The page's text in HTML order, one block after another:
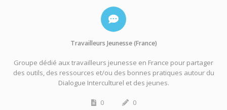
Travailleurs Jeunesse (France)
Groupe dédié aux travailleurs jeunesse en France pour partager
des outils, des ressources et/ou des bonnes pratiques autour du
Dialogue Interculturel et des jeunes.
0 0